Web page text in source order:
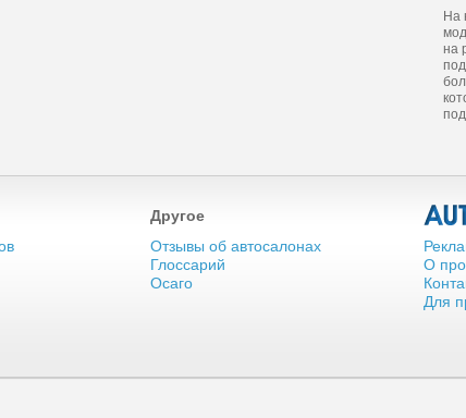
На
на
Другое
Отзывы об автосалонах
Глоссарий
Осаго
О
Для